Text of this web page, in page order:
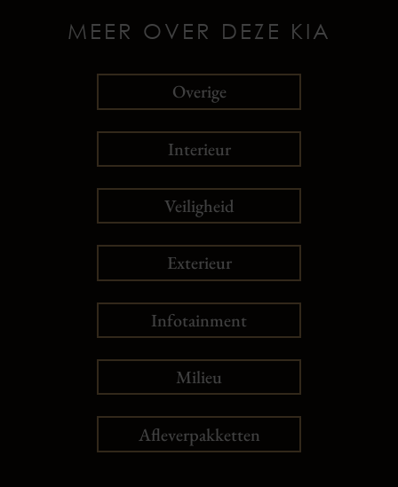
MEER OVER DEZE KIA
Overige
Interieur
Veiligheid
Exterieur
Infotainment
Milieu
Afleverpakketten